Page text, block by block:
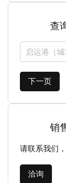
查
启运港（城
下一页
销
请联系我们
洽询